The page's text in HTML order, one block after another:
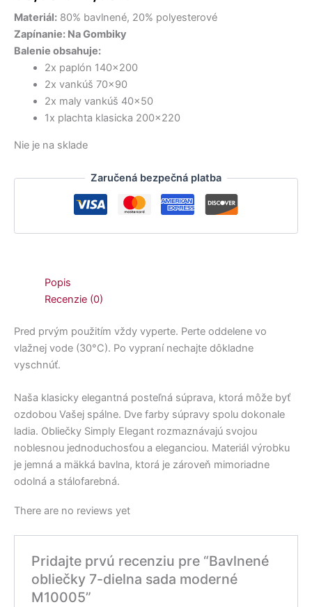
bola:
30,90 €.
Materiál: 80% bavlnené, 20% polyesterové
Zapínanie: Na Gombiky
Balenie obsahuje:
2x paplón 140×200
2x vankúš 70×90
2x maly vankúš 40×50
1x plachta klasicka 200×220
Nie je na sklade
Zaručená bezpečná platba
Popis
Recenzie (0)
Pred prvým použitím vždy vyperte. Perte oddelene vo
vlažnej vode (30°C). Po vypraní nechajte dôkladne
vyschnúť.
Naša klasicky elegantná posteľná súprava, ktorá môže byť
ozdobou Vašej spálne. Dve farby súpravy spolu dokonale
ladia. Obliečky Simply Elegant rozmaznávajú svojou
noblesnou jednoduchosťou a eleganciou. Materiál výrobku
je jemná a mäkká bavlna, ktorá je zároveň mimoriadne
odolná a stálofarebná.
There are no reviews yet
Pridajte prvú recenziu pre “Bavlnené
obliečky 7-dielna sada moderné
M10005”